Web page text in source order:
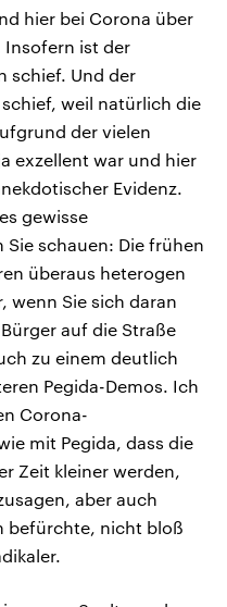
hier bei Corona über
Insofern ist der
schief. Und der
weil natürlich die
der vielen
exzellent war und hier
Evidenz.
gewisse
Sie schauen: Die frühen
überaus heterogen
wenn Sie sich daran
auf die Straße
zu einem deutlich
Pegida-Demos. Ich
Corona-
mit Pegida, dass die
Zeit kleiner werden,
aber auch
befürchte, nicht bloß